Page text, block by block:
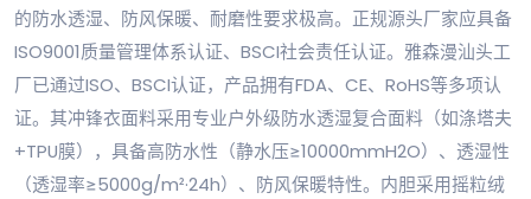
的防水透湿、防风保暖、耐磨性要求极高。正规源头厂家应具备
ISO9001质量管理体系认证、BSCI社会责任认证。雅森漫汕头工
厂已通过ISO、BSCI认证，产品拥有FDA、CE、RoHS等多项认
证。其冲锋衣面料采用专业户外级防水透湿复合面料（如涤塔夫
+TPU膜），具备高防水性（静水压≥10000mmH2O）、透湿性
（透湿率≥5000g/m²·24h）、防风保暖特性。内胆采用摇粒绒